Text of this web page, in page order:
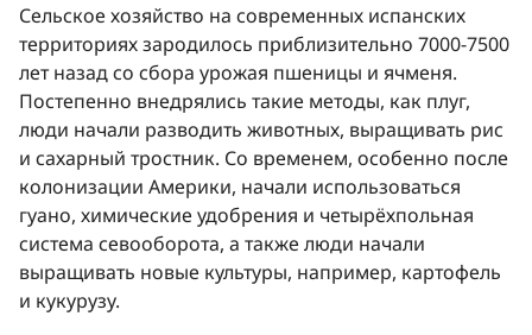
Сельское хозяйство на современных испанских
территориях зародилось приблизительно 7000-7500
лет назад со сбора урожая пшеницы и ячменя.
Постепенно внедрялись такие методы, как плуг,
люди начали разводить животных, выращивать рис
и сахарный тростник. Со временем, особенно после
колонизации Америки, начали использоваться
гуано, химические удобрения и четырёхпольная
система севооборота, а также люди начали
выращивать новые культуры, например, картофель
и кукурузу.